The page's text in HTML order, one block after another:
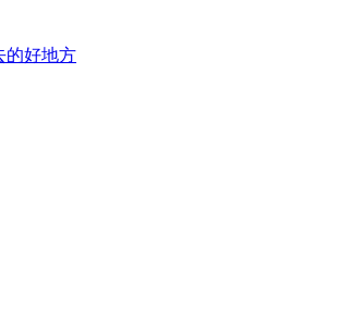
的好地方